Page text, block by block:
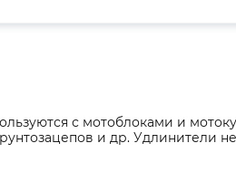
с мотоблоками и
и др. Удлинители